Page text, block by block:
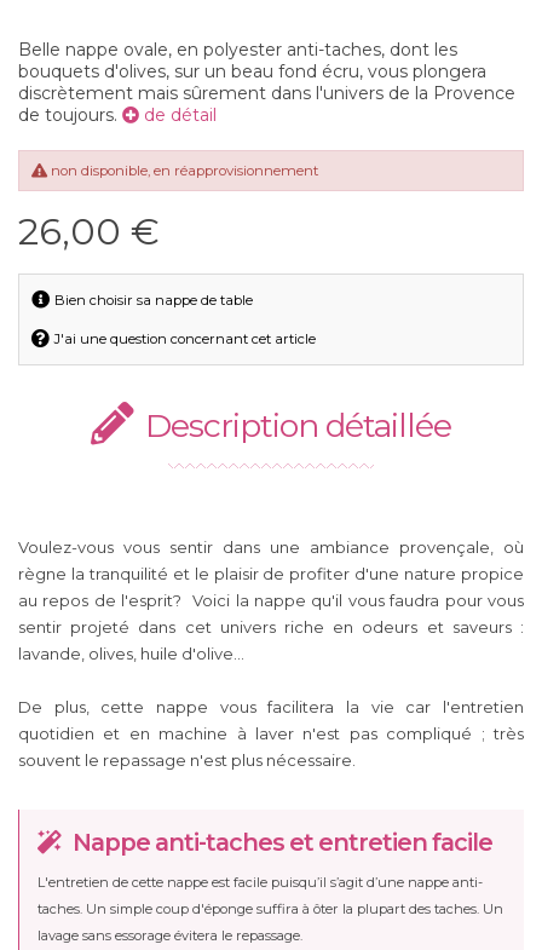
Belle nappe ovale, en polyester anti-taches, dont les
bouquets d'olives, sur un beau fond écru, vous plongera
discrètement mais sûrement dans l'univers de la Provence
de toujours.
de détail
non disponible, en réapprovisionnement
26,00 €
Bien choisir sa nappe de table
J'ai une question concernant cet article
Description détaillée
Voulez-vous vous sentir dans une ambiance provençale, où
règne la tranquilité et le plaisir de profiter d'une nature propice
au repos de l'esprit? Voici la nappe qu'il vous faudra pour vous
sentir projeté dans cet univers riche en odeurs et saveurs :
lavande, olives, huile d'olive...
De plus, cette nappe vous facilitera la vie car l'entretien
quotidien et en machine à laver n'est pas compliqué ; très
souvent le repassage n'est plus nécessaire.
Nappe anti-taches et entretien facile
L'entretien de cette nappe est facile puisqu’il s’agit d’une nappe anti-
taches. Un simple coup d'éponge suffira à ôter la plupart des taches. Un
lavage sans essorage évitera le repassage.